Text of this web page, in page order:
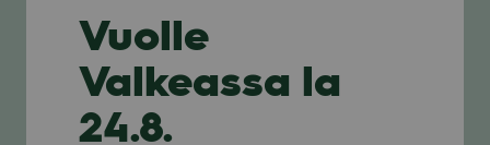
Vuolle
Valkeassa la
24.8.